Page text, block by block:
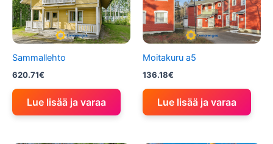
Sammallehto
620.71€
Lue lisää ja varaa
Moitakuru a5
136.18€
Lue lisää ja varaa